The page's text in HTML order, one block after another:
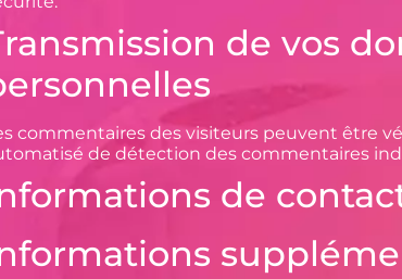
de vos
commentaires des visiteurs peuvent être
de détection des commentaires
de